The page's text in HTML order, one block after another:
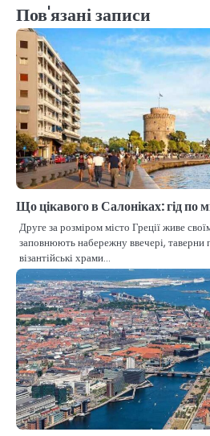
Пов'язані записи
Що цікавого в Салоніках: гід по
Друге за розміром місто Греції живе
заповнюють набережну ввечері, таверни
візантійські храми…